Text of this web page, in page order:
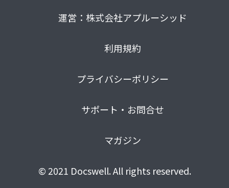
運営：株式会社アプルーシッド
利用規約
プライバシーポリシー
サポート・お問合せ
マガジン
© 2021 Docswell. All rights reserved.